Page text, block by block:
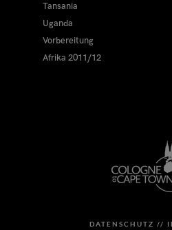
Tansania
Uganda
Vorbereitung
Afrika 2011/12
DATENSCHUTZ //